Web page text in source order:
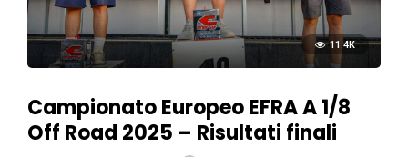
11.4K
Campionato Europeo EFRA A 1/8
Off Road 2025 – Risultati finali